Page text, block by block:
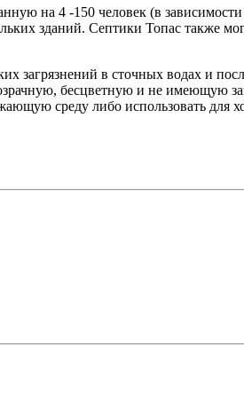
на 4 -150 человек (в
зданий. Септики Топас также
загрязнений в сточных водах и
бесцветную и не имеющую
среду либо использовать для